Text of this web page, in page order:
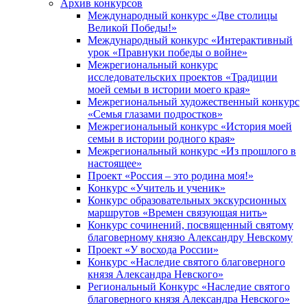
Архив конкурсов
Международный конкурс «Две столицы
Великой Победы!»
Международный конкурс «Интерактивный
урок «Правнуки победы о войне»
Межрегиональный конкурс
исследовательских проектов «Традиции
моей семьи в истории моего края»
Межрегиональный художественный конкурс
«Семья глазами подростков»
Межрегиональный конкурс «История моей
семьи в истории родного края»
Межрегиональный конкурс «Из прошлого в
настоящее»
Проект «Россия – это родина моя!»
Конкурс «Учитель и ученик»
Конкурс образовательных экскурсионных
маршрутов «Времен связующая нить»
Конкурс сочинений, посвященный святому
благоверному князю Александру Невскому
Проект «У восхода России»
Конкурс «Наследие святого благоверного
князя Александра Невского»
Региональный Конкурс «Наследие святого
благоверного князя Александра Невского»